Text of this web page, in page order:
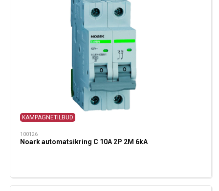
KAMPAGNETILBUD
100126
Noark automatsikring C 10A 2P 2M 6kA